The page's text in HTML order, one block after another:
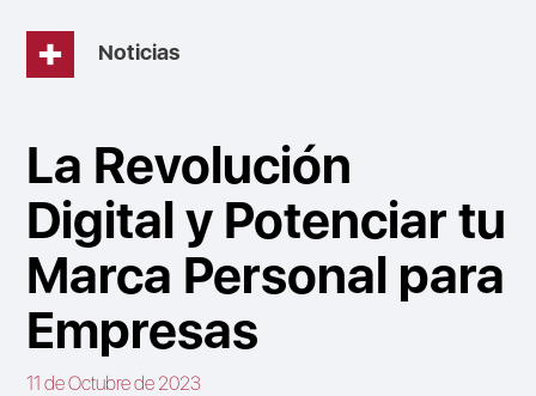
navegación
Noticias
La Revolución
Digital y Potenciar tu
Marca Personal para
Empresas
11 de Octubre de 2023